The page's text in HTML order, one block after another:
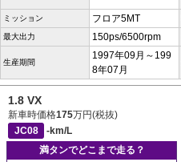
ミッション フロア5MT
最大出力 150ps/6500rpm
生産期間
1997年09月～199
8年07月
1.8 VX
新車時価格175万円(税抜)
JC08
-km/L
満タンでどこまで走る？